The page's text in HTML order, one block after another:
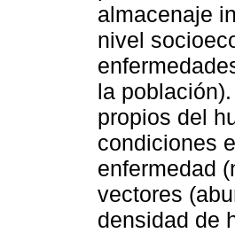
almacenaje
nivel
la
propios del
condiciones
enfermedad
vectores
densidad de